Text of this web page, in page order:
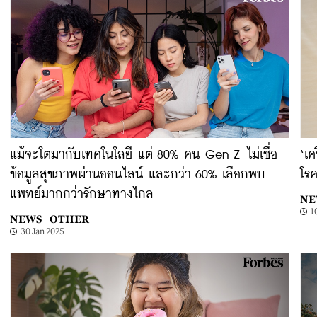
แม้จะโตมากับเทคโนโลยี แต่ 80% คน Gen Z ไม่เชื่อ
ข้อมูลสุขภาพผ่านออนไลน์ และกว่า 60% เลือกพบ
แพทย์มากกว่ารักษาทางไกล
NEWS | OTHER
30 Jan 2025
‘เ
โ